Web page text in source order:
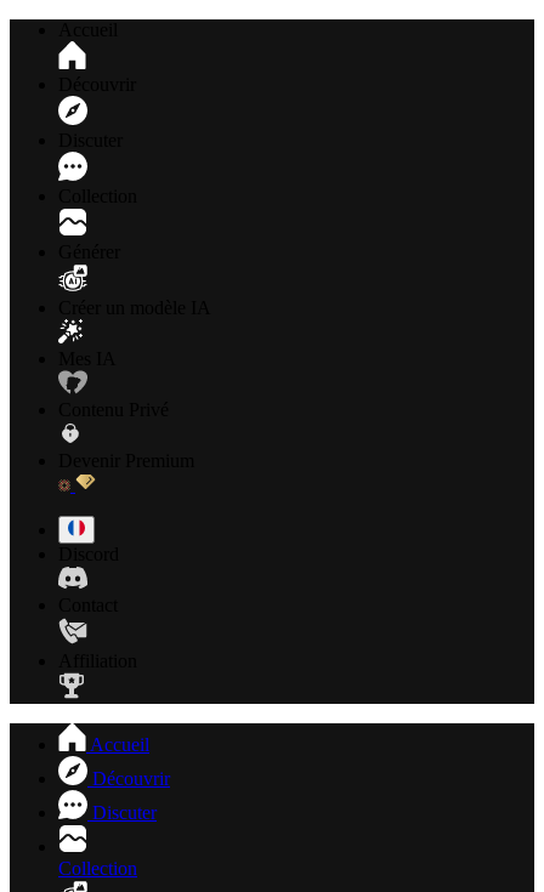
Accueil
Découvrir
Discuter
Collection